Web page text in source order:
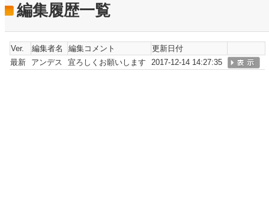
編集履歴一覧
Ver. 編集者名 編集コメント
更新日付
最新
アンデス 宜ろしくお願いします 2017-12-14 14:27:35